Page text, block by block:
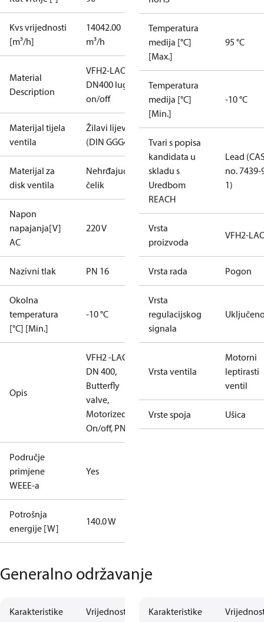
Kvs vrijednosti
[m³/h]
14042.00
m³/h
Material
Description
VFH2-LAO
DN400 lug
on/off
Materijal tijela
ventila
Žilavi lijev
(DIN GGG40)
Materijal za
disk ventila
Nehrđajući
čelik
Napon
napajanja[V]
AC
220 V
Nazivni tlak PN 16
Okolna
temperatura
[°C] [Min.]
-10 °C
Opis
VFH2 -LAO
DN 400,
Butterfly
valve,
Motorized
On/off, PN16
Područje
primjene
WEEE-a
Yes
Potrošnja
energije [W]
140.0 W
Temperatura
medija [°C]
[Max.]
95 °C
Temperatura
medija [°C]
[Min.]
-10 °C
Tvari s popisa
kandidata u
skladu s
Uredbom
REACH
Lead
no. 7439-
1)
Vrsta
proizvoda
VFH2-
Vrsta rada Pogon
Vrsta
regulacijskog
signala
Vrsta ventila
Motorni
leptirasti
ventil
Vrste spoja Ušica
Generalno održavanje
Karakteristike Vrijednost Karakteristike